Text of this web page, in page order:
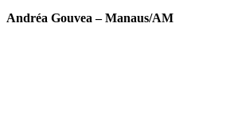
Andréa Gouvea – Manaus/AM